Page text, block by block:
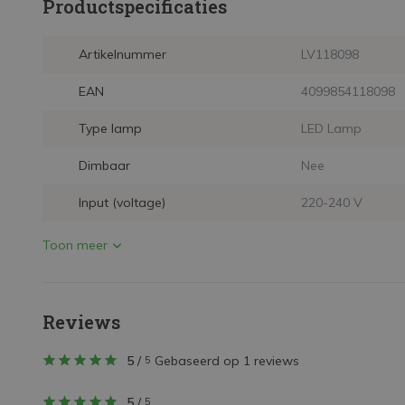
Productspecificaties
Artikelnummer LV118098
EAN 4099854118098
Type lamp LED Lamp
Dimbaar Nee
Input (voltage) 220-240 V
Toon meer
Reviews
5 / 5 Gebaseerd op 1 reviews
5